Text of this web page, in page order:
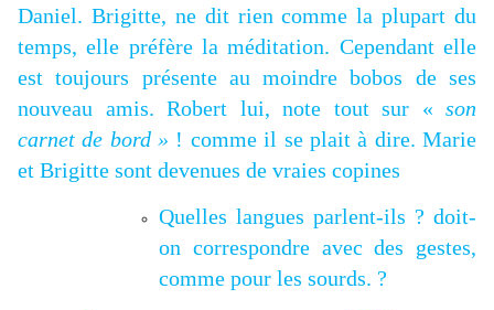
Daniel. Brigitte, ne dit rien comme la plupart du
temps, elle préfère la méditation. Cependant elle
est toujours présente au moindre bobos de ses
nouveau amis. Robert lui, note tout sur « son
carnet de bord » ! comme il se plait à dire. Marie
et Brigitte sont devenues de vraies copines
Quelles langues parlent-ils ? doit-
on correspondre avec des gestes,
comme pour les sourds. ?